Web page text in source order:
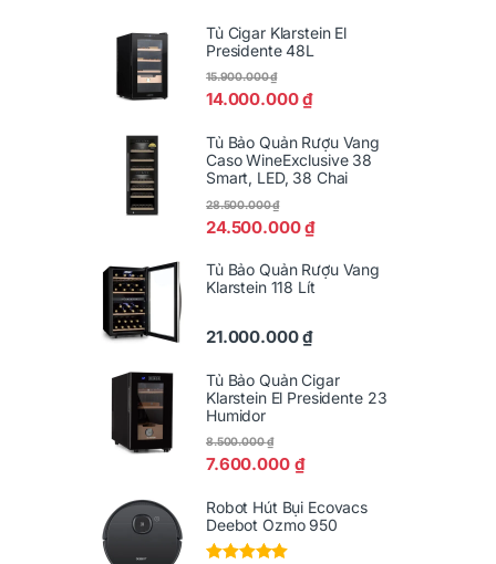
Tủ Cigar Klarstein El
Presidente 48L
14.000.000₫
15.900.000₫
Tủ Bảo Quản Rượu Vang
Caso WineExclusive 38
Smart, LED, 38 Chai
24.500.000₫
28.500.000₫
Tủ Bảo Quản Rượu Vang
Klarstein 118 Lít
21.000.000₫
Tủ Bảo Quản Cigar
Klarstein El Presidente 23
Humidor
7.600.000 ₫
8.500.000₫
Robot Hút Bụi Ecovacs
Deebot Ozmo 950